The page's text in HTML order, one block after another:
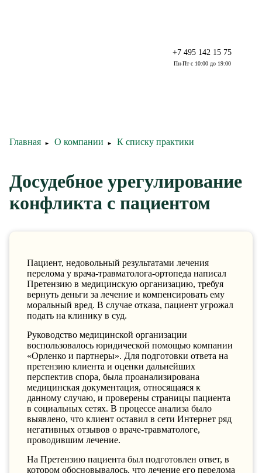
+7 495 142 15 75
Пн-Пт с 10:00 до 19:00
Главная ► О компании ► К списку практики
Досудебное урегулирование
конфликта с пациентом
Пациент, недовольный результатами лечения
перелома у врача-травматолога-ортопеда написал
Претензию в медицинскую организацию, требуя
вернуть деньги за лечение и компенсировать ему
моральный вред. В случае отказа, пациент угрожал
подать на клинику в суд.
Руководство медицинской организации
воспользовалось юридической помощью компании
«Орленко и партнеры». Для подготовки ответа на
претензию клиента и оценки дальнейших
перспектив спора, была проанализирована
медицинская документация, относящаяся к
данному случаю, и проверены страницы пациента
в социальных сетях. В процессе анализа было
выявлено, что клиент оставил в сети Интернет ряд
негативных отзывов о враче-травматологе,
проводившим лечение.
На Претензию пациента был подготовлен ответ, в
котором обосновывалось, что лечение его перелома